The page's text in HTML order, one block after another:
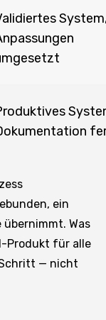
ein
Was
Produkt für alle
— nicht